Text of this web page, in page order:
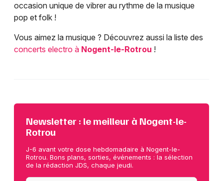
occasion unique de vibrer au rythme de la musique
pop et folk !
Vous aimez la musique ? Découvrez aussi la liste des
concerts electro à Nogent-le-Rotrou !
Newsletter : le meilleur à Nogent-le-
Rotrou
J-6 avant votre dose hebdomadaire à Nogent-le-
Rotrou. Bons plans, sorties, événements : la sélection
de la rédaction JDS, chaque jeudi.